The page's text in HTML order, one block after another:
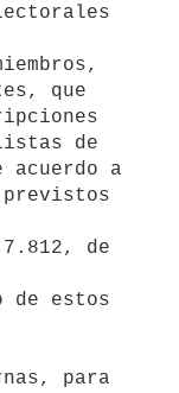
que
de
acuerdo a
de
de estos